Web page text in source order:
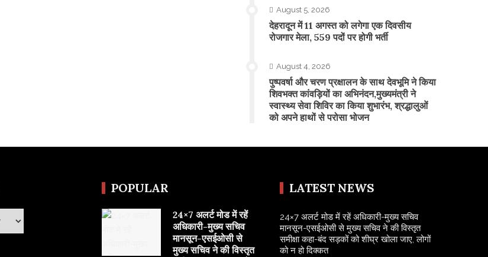
August 5, 2026
​देहरादून में 11 अगस्त को लगेगा एक दिवसीय
रोजगार मेला, 559 पदों पर होगी भर्ती
August 4, 2026
पुष्पवर्षा और चरण प्रक्षालन के साथ देवभूमि ने किया
शिवभक्त कांवड़ियों का अभिनंदन,मुख्यमंत्री ने
स्वास्थ्य सेवा शिविर का किया शुभारंभ, श्रद्धालुओं
को अपने हाथों से परोसा भोजन
POPULAR
24×7 अलर्ट मोड में रहें
अधिकारी-मुख्य सचिव
मानसून-एसईओसी से
मुख्य सचिव ने की विस्तृत
LATEST NEWS
24×7 अलर्ट मोड में रहें अधिकारी-मुख्य सचिव
मानसून-एसईओसी से मुख्य सचिव ने की विस्तृत
समीक्षा कहा-बंद सड़कों को शीघ्र खोला जाए, लोगों
को न हो दिक्कत